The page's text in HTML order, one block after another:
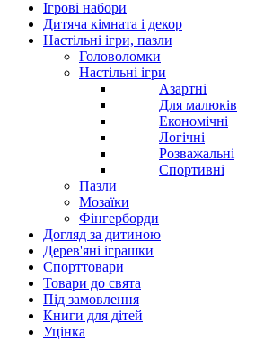
Ігрові набори
Дитяча кімната і декор
Настільні ігри, пазли
Головоломки
Настільні ігри
Азартні
Для малюків
Економічні
Логічні
Розважальні
Спортивні
Пазли
Мозаїки
Фінгерборди
Догляд за дитиною
Дерев'яні іграшки
Спорттовари
Товари до свята
Під замовлення
Книги для дітей
Уцінка